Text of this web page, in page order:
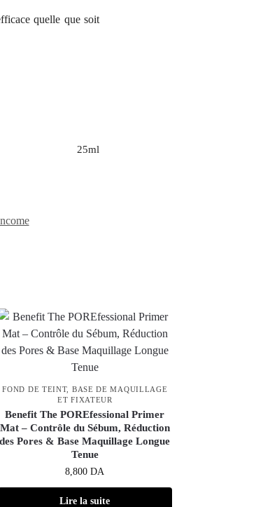
quelle que soit
25ml
FOND DE TEINT, BASE DE MAQUILLAGE
ET FIXATEUR
Benefit The POREfessional Primer
Mat – Contrôle du Sébum, Réduction
des Pores & Base Maquillage Longue
Tenue
8,800DA
Lire la suite